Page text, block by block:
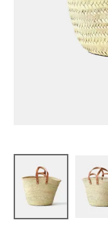
ナチュラル服
ファッション雑貨